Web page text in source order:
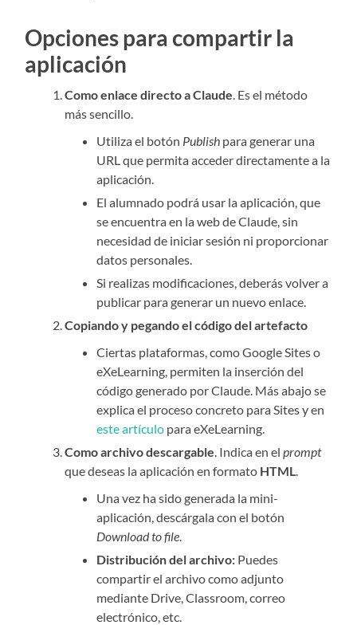
Opciones para compartir la
aplicación
Como enlace directo a Claude . Es el método
más sencillo.
Utiliza el botón Publish para generar una
URL que permita acceder directamente a la
aplicación.
El alumnado podrá usar la aplicación, que
se encuentra en la web de Claude, sin
necesidad de iniciar sesión ni proporcionar
datos personales.
Si realizas modificaciones, deberás volver a
publicar para generar un nuevo enlace.
Copiando y pegando el código del artefacto
Ciertas plataformas, como Google Sites o
eXeLearning, permiten la inserción del
código generado por Claude. Más abajo se
explica el proceso concreto para Sites y en
este artículo para eXeLearning.
Como archivo descargable . Indica en el prompt
que deseas la aplicación en formato HTML
Una vez ha sido generada la mini-
aplicación, descárgala con el botón
Download to file
Distribución del archivo: Puedes
compartir el archivo como adjunto
mediante Drive, Classroom, correo
electrónico, etc.